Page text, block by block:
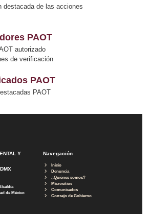
destacada de las acciones
PAOT
autorizado
de verificación
PAOT
PAOT
Y
de México
Navegación
Inicio
Denuncia
¿Quiénes somos?
Micrositios
Comunicados
Consejo de Gobierno